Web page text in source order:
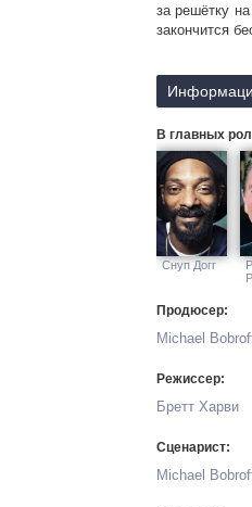
за решётку
закончится
В главных
Снуп Догг
Продюсер:
Michael
Режиссер:
Бретт Харви
Сценарист:
Michael